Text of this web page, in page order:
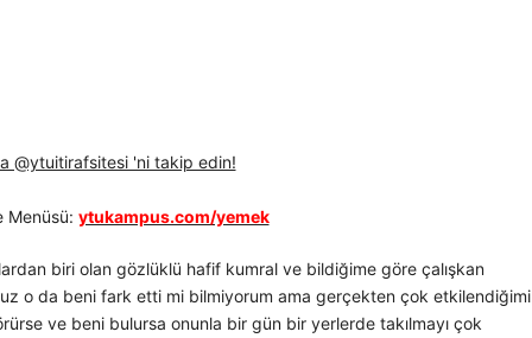
@ytuitirafsitesi 'ni takip edin!
Menüsü: ytukampus.com/yemek
biri olan gözlüklü hafif kumral ve bildiğime göre çalışkan
o da beni fark etti mi bilmiyorum ama gerçekten çok etkilendiğimi
ve beni bulursa onunla bir gün bir yerlerde takılmayı çok